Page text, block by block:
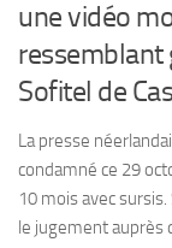
une vidéo
ressemblant
Sofitel de
La presse
condamné ce 29
10 mois avec
le jugement auprès